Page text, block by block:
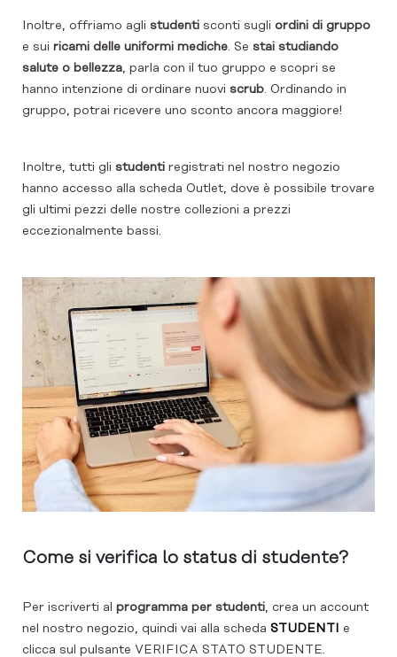
Inoltre, offriamo agli studenti sconti sugli ordini di gruppo
e sui ricami delle uniformi mediche. Se stai studiando
salute o bellezza, parla con il tuo gruppo e scopri se
hanno intenzione di ordinare nuovi scrub. Ordinando in
gruppo, potrai ricevere uno sconto ancora maggiore!
Inoltre, tutti gli studenti registrati nel nostro negozio
hanno accesso alla scheda Outlet, dove è possibile trovare
gli ultimi pezzi delle nostre collezioni a prezzi
eccezionalmente bassi.
Come si verifica lo status di studente?
Per iscriverti al programma per studenti, crea un account
nel nostro negozio, quindi vai alla scheda STUDENTI e
clicca sul pulsante VERIFICA STATO STUDENTE.